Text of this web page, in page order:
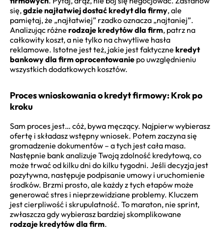
się,gdzie najłatwiej dostać kredyt dla firmy, ale
pamiętaj, że „najłatwiej” rzadko oznacza „najtaniej”.
Analizując różne rodzaje kredytów dla firm, patrz na
całkowity koszt, a nie tylko na chwytliwe hasła
reklamowe. Istotne jest też, jakie jest faktyczne kredyt
bankowy dla firm oprocentowanie po uwzględnieniu
wszystkich dodatkowych kosztów.
Proces wnioskowania o kredyt firmowy: Krok po
kroku
Sam proces jest… cóż, bywa męczący. Najpierw wybierasz
ofertę i składasz wstępny wniosek. Potem zaczyna się
gromadzenie dokumentów – a tych jest cała masa.
Następnie bank analizuje Twoją zdolność kredytową, co
może trwać od kilku dni do kilku tygodni. Jeśli decyzja jest
pozytywna, następuje podpisanie umowy i uruchomienie
środków. Brzmi prosto, ale każdy z tych etapów może
generować stres i nieprzewidziane problemy. Kluczem
jest cierpliwość i skrupulatność. To maraton, nie sprint,
zwłaszcza gdy wybierasz bardziej skomplikowane
rodzaje kredytów dla firm.